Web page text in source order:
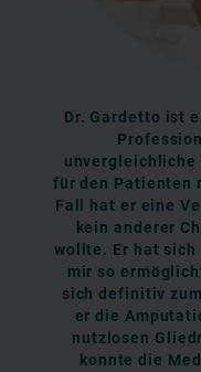
Dr. Gardetto ist
unvergleichliche
für den Patienten
Fall hat er eine
kein anderer
wollte. Er hat sich
mir so
sich definitiv
er die
nutzlosen
konnte die